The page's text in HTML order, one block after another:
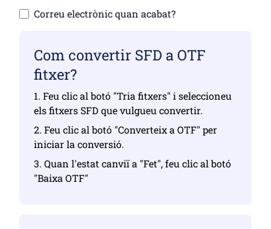
Correu electrònic quan acabat?
Com convertir SFD a OTF
fitxer?
1. Feu clic al botó "Tria fitxers" i seleccioneu
els fitxers SFD que vulgueu convertir.
2. Feu clic al botó "Converteix a OTF" per
iniciar la conversió.
3. Quan l'estat canviï a "Fet", feu clic al botó
"Baixa OTF"